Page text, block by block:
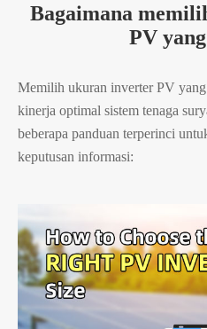
Bagaimana
PV
Memilih ukuran inverter PV
kinerja optimal sistem tenaga
beberapa panduan terperinci
keputusan informasi: